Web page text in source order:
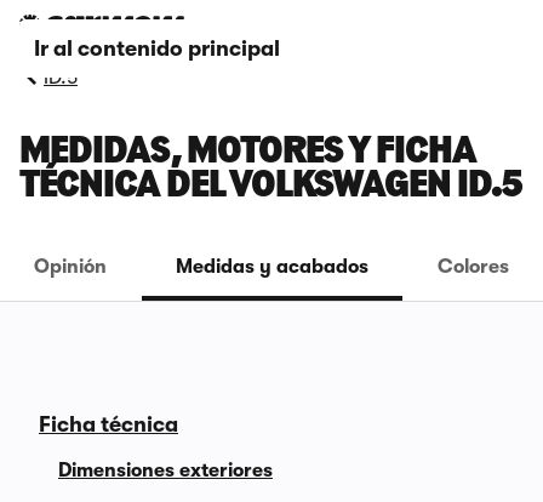
Ir al contenido principal
ID.5
MEDIDAS, MOTORES Y FICHA
TÉCNICA DEL VOLKSWAGEN ID.5
Opinión Medidas y acabados Colores
Ficha técnica
Dimensiones exteriores